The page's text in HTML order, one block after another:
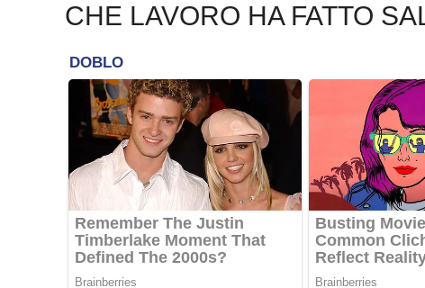
CHE LAVORO HA FATTO